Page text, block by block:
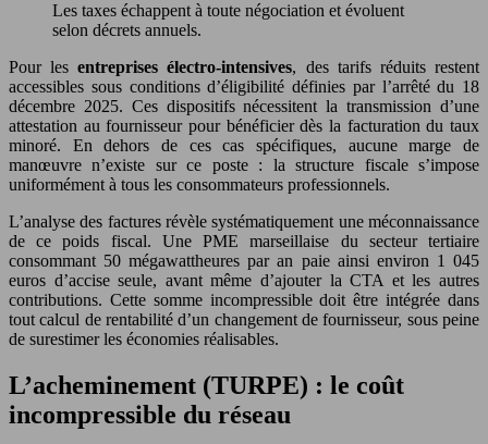
Les taxes échappent à toute négociation et évoluent
selon décrets annuels.
Pour lesentreprises électro-intensives, des tarifs réduits restent
accessibles sous conditions d’éligibilité définies par l’arrêté du 18
décembre 2025. Ces dispositifs nécessitent la transmission d’une
attestation au fournisseur pour bénéficier dès la facturation du taux
minoré. En dehors de ces cas spécifiques, aucune marge de
manœuvre n’existe sur ce poste : la structure fiscale s’impose
uniformément à tous les consommateurs professionnels.
L’analyse des factures révèle systématiquement une méconnaissance
de ce poids fiscal. Une PME marseillaise du secteur tertiaire
consommant 50 mégawattheures par an paie ainsi environ 1 045
euros d’accise seule, avant même d’ajouter la CTA et les autres
contributions. Cette somme incompressible doit être intégrée dans
tout calcul de rentabilité d’un changement de fournisseur, sous peine
de surestimer les économies réalisables.
L’acheminement (TURPE) : le coût
incompressible du réseau